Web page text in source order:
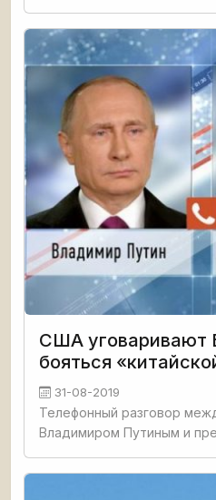
знакома - сильные
внешней политики. И не
США уговаривают
бояться
31-08-2019
Телефонный разговор
Владимиром Путиным и
2019 г. Об этом сообщили